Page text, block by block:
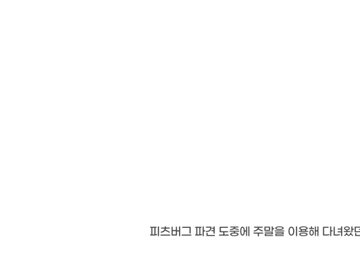
피츠버그 파견 도중에 주말을 이용해 다녀왔